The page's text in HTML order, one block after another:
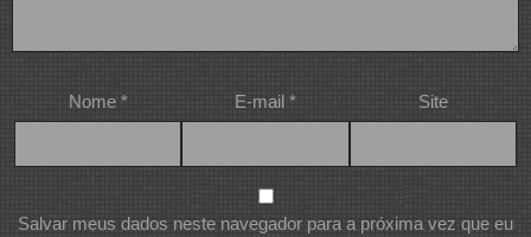
Nome * E-mail * Site
Salvar meus dados neste navegador para a próxima vez que eu